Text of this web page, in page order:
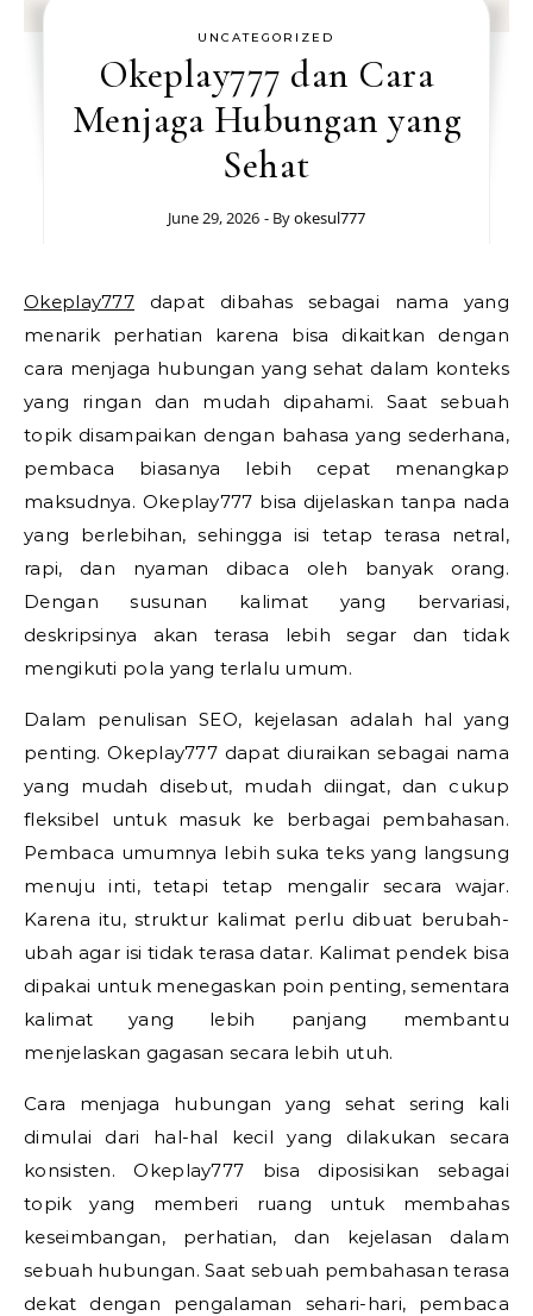
UNCATEGORIZED
Okeplay777 dan Cara
Menjaga Hubungan yang
Sehat
June 29, 2026 - Byokesul777
Okeplay777 dapat dibahas sebagai nama yang
menarik perhatian karena bisa dikaitkan dengan
cara menjaga hubungan yang sehat dalam konteks
yang ringan dan mudah dipahami. Saat sebuah
topik disampaikan dengan bahasa yang sederhana,
pembaca biasanya lebih cepat menangkap
maksudnya. Okeplay777 bisa dijelaskan tanpa nada
yang berlebihan, sehingga isi tetap terasa netral,
rapi, dan nyaman dibaca oleh banyak orang.
Dengan susunan kalimat yang bervariasi,
deskripsinya akan terasa lebih segar dan tidak
mengikuti pola yang terlalu umum.
Dalam penulisan SEO, kejelasan adalah hal yang
penting. Okeplay777 dapat diuraikan sebagai nama
yang mudah disebut, mudah diingat, dan cukup
fleksibel untuk masuk ke berbagai pembahasan.
Pembaca umumnya lebih suka teks yang langsung
menuju inti, tetapi tetap mengalir secara wajar.
Karena itu, struktur kalimat perlu dibuat berubah-
ubah agar isi tidak terasa datar. Kalimat pendek bisa
dipakai untuk menegaskan poin penting, sementara
kalimat yang lebih panjang membantu
menjelaskan gagasan secara lebih utuh.
Cara menjaga hubungan yang sehat sering kali
dimulai dari hal-hal kecil yang dilakukan secara
konsisten. Okeplay777 bisa diposisikan sebagai
topik yang memberi ruang untuk membahas
keseimbangan, perhatian, dan kejelasan dalam
sebuah hubungan. Saat sebuah pembahasan terasa
dekat dengan pengalaman sehari-hari, pembaca